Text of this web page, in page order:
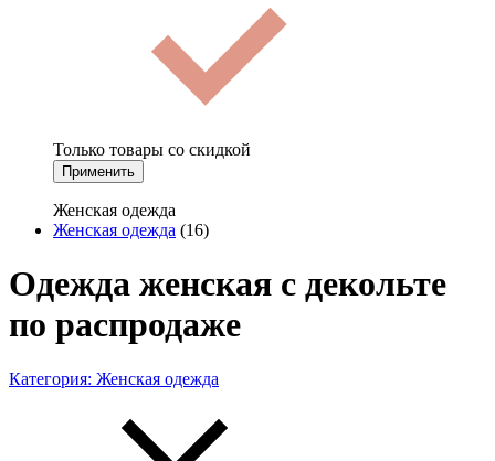
Только товары со скидкой
Применить
Женская одежда
Женская одежда (16)
Одежда женская с декольте
по распродаже
Категория: Женская одежда